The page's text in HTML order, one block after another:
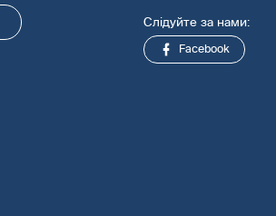
Слідуйте за нами:
Facebook